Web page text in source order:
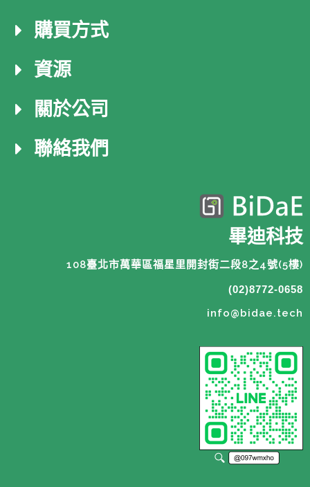
購買方式
資源
關於公司
聯絡我們
畢迪科技
108臺北市萬華區福星里開封街二段8之4號(5樓)
(02)8772-0658
info@bidae.tech